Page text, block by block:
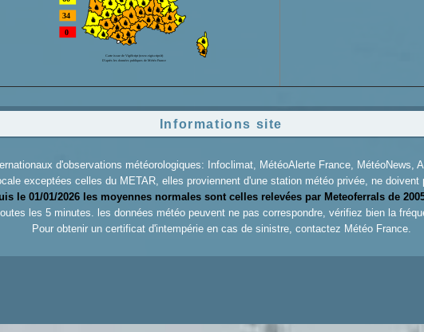
Informations site
d'observations météorologiques: Infoclimat, MétéoAlerte France, MétéoNews,
exceptées celles du METAR, elles proviennent d'une station météo privée, ne
le 01/01/2026 les moyennes normales sont celles relevées par Meteoferrals de
les 5 minutes. les données météo peuvent ne pas correspondre, vérifiez bien la
Pour obtenir un certificat d'intempérie en cas de sinistre, contactez Météo France.